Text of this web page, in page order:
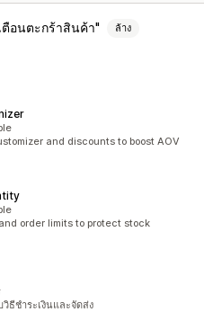
ตือนตะกร้าสินค้า ล้าง
and discounts to boost AOV
order limits to protect stock
ธีชำระเงินและจัดส่ง